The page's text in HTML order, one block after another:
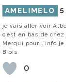
AMELIMELO
je vais aller voir
c’est en bas de
Merqui pour l’info
Bibis
0